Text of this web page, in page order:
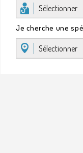
Sélectionner
Je cherche une
Sélectionner